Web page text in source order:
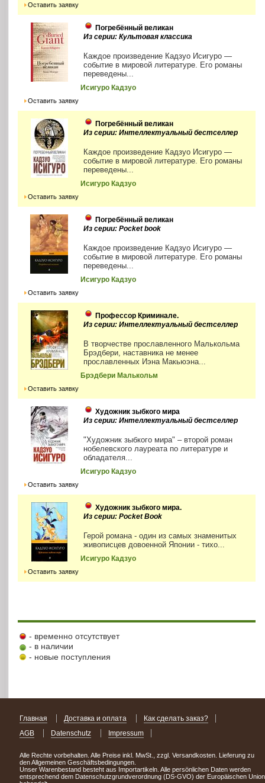
Оставить заявку
Погребённый великан
Из серии: Культовая классика
Каждое произведение Кадзуо Исигуро —
событие в мировой литературе. Его романы
переведены...
Исигуро Кадзуо
Оставить заявку
Погребённый великан
Из серии: Интеллектуальный бестселлер
Каждое произведение Кадзуо Исигуро —
событие в мировой литературе. Его романы
переведены...
Исигуро Кадзуо
Оставить заявку
Погребённый великан
Из серии: Pocket book
Каждое произведение Кадзуо Исигуро —
событие в мировой литературе. Его романы
переведены...
Исигуро Кадзуо
Оставить заявку
Профессор Криминале.
Из серии: Интеллектуальный бестселлер
В творчестве прославленного Малькольма
Брэдбери, наставника не менее
прославленных Иэна Макьюэна...
Брэдбери Малькольм
Оставить заявку
Художник зыбкого мира
Из серии: Интеллектуальный бестселлер
"Художник зыбкого мира" – второй роман
нобелевского лауреата по литературе и
обладателя...
Исигуро Кадзуо
Оставить заявку
Художник зыбкого мира.
Из серии: Pocket Book
Герой романа - один из самых знаменитых
живописцев довоенной Японии - тихо...
Исигуро Кадзуо
Оставить заявку
- временно отсутствует
- в наличии
- новые поступления
Главная Доставка и оплата
Как сделать заказ?
AGB
Datenschutz Impressum
Alle Rechte vorbehalten. Alle Preise inkl. MwSt., zzgl. Versandkosten. Lieferung zu
den Allgemeinen Geschäftsbedingungen.
Unser Warenbestand besteht aus Importartikeln. Alle persönlichen Daten werden
entsprechend dem Datenschutzgrundverordnung (DS-GVO) der Europäischen Union